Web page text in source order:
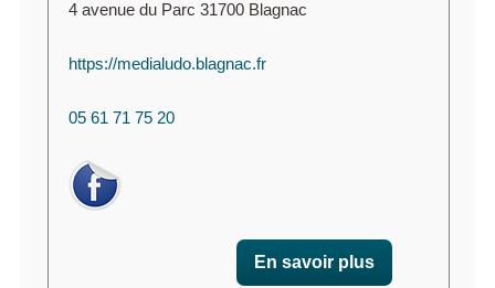
4 avenue du Parc 31700 Blagnac
https://medialudo.blagnac.fr
05 61 71 75 20
En savoir plus